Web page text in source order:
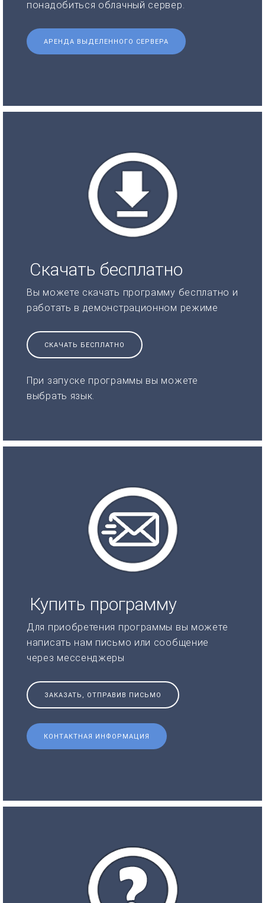
понадобиться облачный сервер.
АРЕНДА ВЫДЕЛЕННОГО СЕРВЕРА
Скачать бесплатно
Вы можете скачать программу бесплатно и
работать в демонстрационном режиме
СКАЧАТЬ БЕСПЛАТНО
При запуске программы вы можете
выбрать язык.
Купить программу
Для приобретения программы вы можете
написать нам письмо или сообщение
через мессенджеры
ЗАКАЗАТЬ, ОТПРАВИВ ПИСЬМО
КОНТАКТНАЯ ИНФОРМАЦИЯ